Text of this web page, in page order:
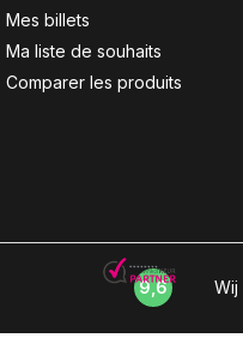
Mes billets
Ma liste de souhaits
Comparer les produits
9,6 Wij